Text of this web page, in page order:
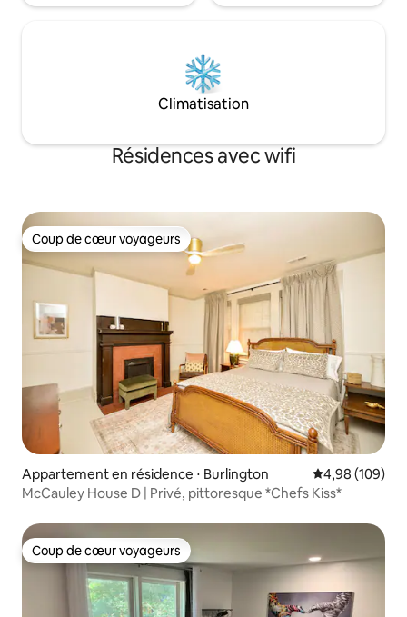
Climatisation
Résidences avec wifi
Coup de cœur voyageurs
Coup de cœur voyageurs
Appartement en résidence ⋅ Burlington Évaluation
4,98 (109)
McCauley House D | Privé, pittoresque *Chefs Kiss*
Coup de cœur voyageurs
Coup de cœur voyageurs